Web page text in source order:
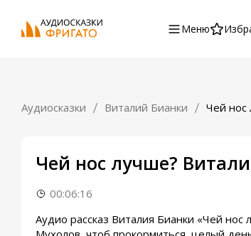
Меню
Аудиосказки Виталий Бианки Чей нос
Чей нос лучше?
00:06:16
Аудио рассказ Виталия Бианки «Чей